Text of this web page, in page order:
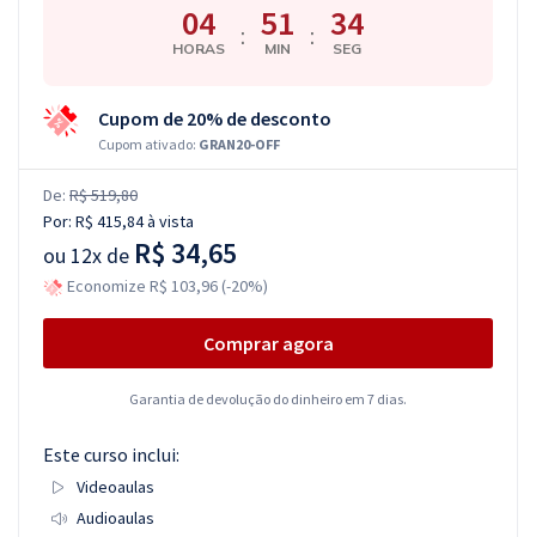
04
HORAS : 51
MIN : 34
SEG
Cupom de 20% de desconto
Cupom ativado: GRAN20-OFF
De: R$ 519,80
Por: R$ 415,84à vista
ou 12x de R$ 34,65
Economize R$ 103,96 (-20%)
Comprar agora
Garantia de devolução do dinheiro em 7 dias.
Este curso inclui:
Videoaulas
Audioaulas